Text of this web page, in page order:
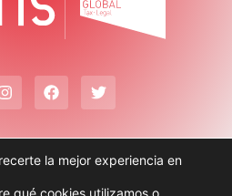
la mejor experiencia en
qué cookies utilizamos o